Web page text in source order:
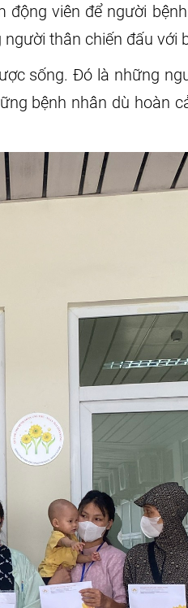
viên để người
thân chiến đấu với
sống. Đó là những
bệnh nhân dù hoàn